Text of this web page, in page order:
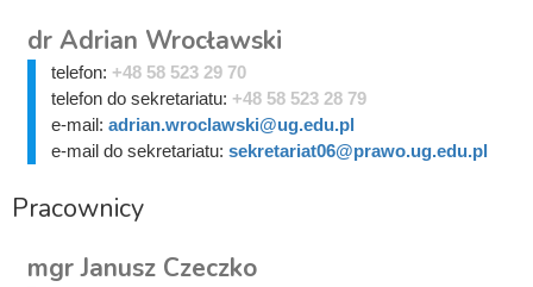
dr Adrian Wrocławski
telefon: +48 58 523 29 70
telefon do sekretariatu: +48 58 523 28 79
e-mail: adrian.wroclawski@ug.edu.pl
e-mail do sekretariatu: sekretariat06@prawo.ug.edu.pl
Pracownicy
mgr Janusz Czeczko